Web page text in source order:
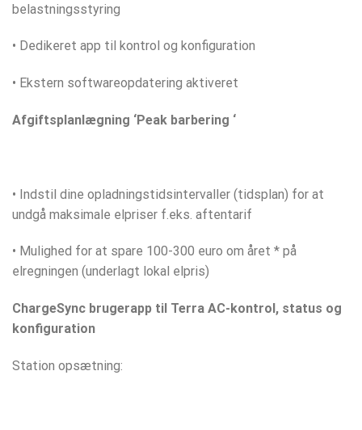
belastningsstyring
• Dedikeret app til kontrol og konfiguration
• Ekstern softwareopdatering aktiveret
Afgiftsplanlægning ‘Peak barbering ‘
• Indstil dine opladningstidsintervaller (tidsplan) for at
undgå maksimale elpriser f.eks. aftentarif
• Mulighed for at spare 100-300 euro om året * på
elregningen (underlagt lokal elpris)
ChargeSync brugerapp til Terra AC-kontrol, status og
konfiguration
Station opsætning: